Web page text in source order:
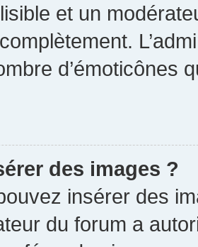
et un
d’émoticônes
des images ?
insérer des
du forum a